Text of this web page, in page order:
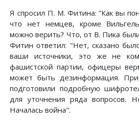
Я спросил П. М. Фитина: "Как вы
что нет немцев, кроме
можно верить? Что, от В. Пика
Фитин ответил: "Нет, сказано
ваши источники, это же не
фашистской партии, офицеры
может быть дезинформация.
подготовили подробную
для уточнения ряда вопросов.
Началась война".